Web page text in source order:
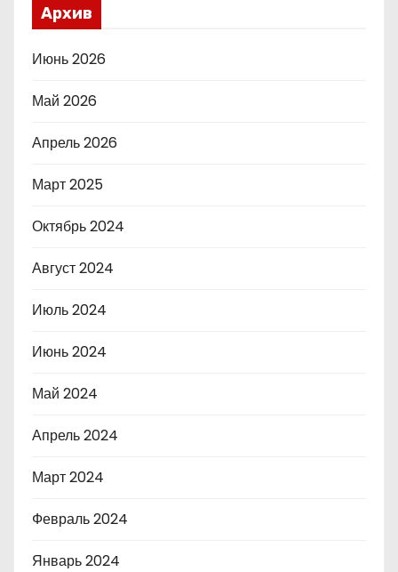
Архив
Июнь 2026
Май 2026
Апрель 2026
Март 2025
Октябрь 2024
Август 2024
Июль 2024
Июнь 2024
Май 2024
Апрель 2024
Март 2024
Февраль 2024
Январь 2024